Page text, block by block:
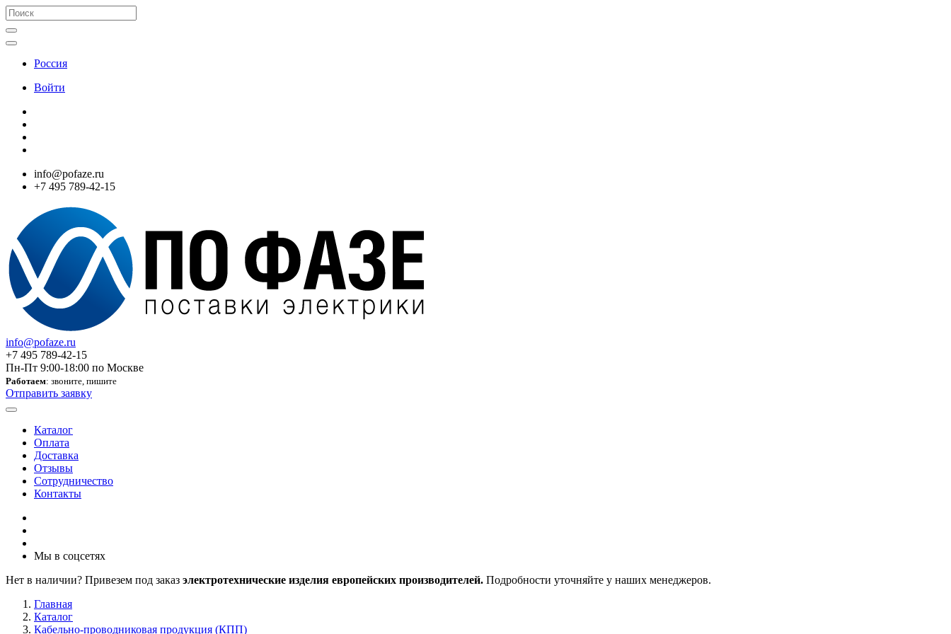
Россия
Войти
info@pofaze.ru
+7 495 789-42-15
info@pofaze.ru
+7 495 789-42-15
Пн-Пт 9:00-18:00 по Москве
Работаем: звоните, пишите
Отправить заявку
Каталог
Оплата
Доставка
Отзывы
Сотрудничество
Контакты
Мы в соцсетях
Нет в наличии? Привезем под заказ электротехнические изделия европейских производителей. Подробности уточняйте у наших менеджеров.
Главная
Каталог
Кабельно-проводниковая продукция (КПП)